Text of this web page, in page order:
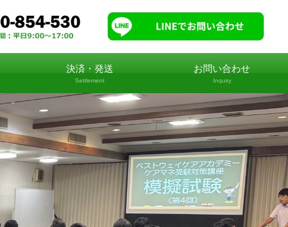
決済・発送
Settlement
お問い合わせ
Inquiry